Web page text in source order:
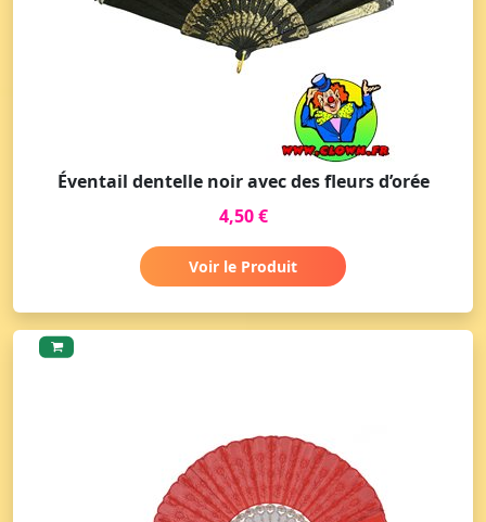
Éventail dentelle noir avec des fleurs d’orée
4,50 €
Voir le Produit